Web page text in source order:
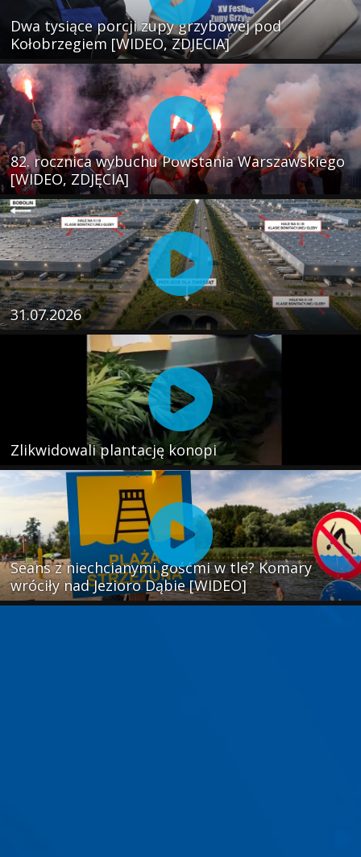
Dwa tysiące porcji zupy grzybowej pod
Kołobrzegiem [WIDEO, ZDJECIA]
82. rocznica wybuchu Powstania Warszawskiego
[WIDEO, ZDJĘCIA]
31.07.2026
Zlikwidowali plantację konopi
Seans z niechcianymi gośćmi w tle? Komary
wróciły nad Jezioro Dąbie [WIDEO]